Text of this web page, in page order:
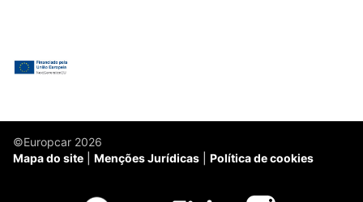
©Europcar 2026
Mapa do site
Menções Jurídicas Política de cookies